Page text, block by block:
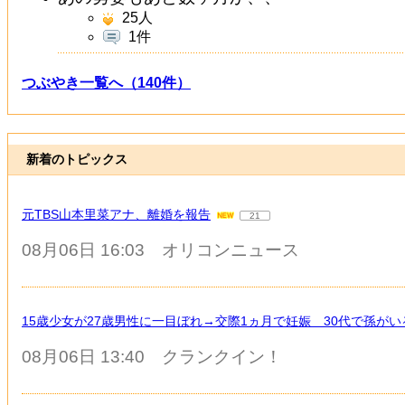
25人
1件
つぶやき一覧へ（140件）
新着のトピックス
元TBS山本里菜アナ、離婚を報告 21
08月06日 16:03 オリコンニュース
15歳少女が27歳男性に一目ぼれ→交際1ヵ月で妊娠 30代で孫がい
08月06日 13:40 クランクイン！